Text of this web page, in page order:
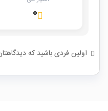
۰
اولین فردی باشید که